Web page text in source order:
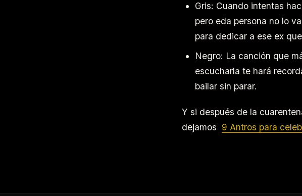
Gris: Cuando intentas
pero eda persona no lo
para dedicar a ese ex
Negro: La canción que
escucharla te hará
bailar sin parar.
Y si después de la
dejamos 9 Antros para